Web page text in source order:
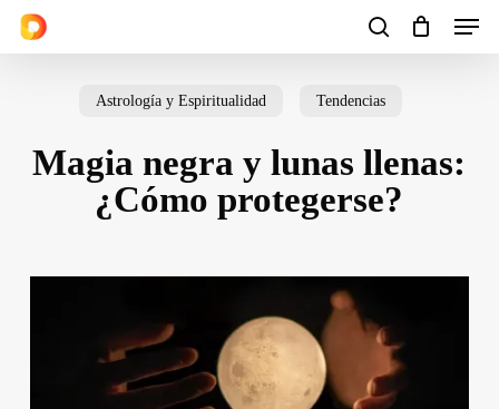
Skip
search
Menu
Cart Close
Astrología y Espiritualidad Tendencias
Magia negra y lunas llenas:
¿Cómo protegerse?